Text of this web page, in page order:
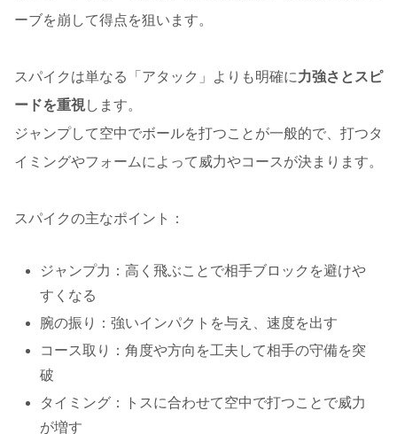
ーブを崩して得点を狙います。
スパイクは単なる「アタック」よりも明確に力強さとスピ
ードを重視します。
ジャンプして空中でボールを打つことが一般的で、打つタ
イミングやフォームによって威力やコースが決まります。
スパイクの主なポイント：
ジャンプ力：高く飛ぶことで相手ブロックを避けや
すくなる
腕の振り：強いインパクトを与え、速度を出す
コース取り：角度や方向を工夫して相手の守備を突
破
タイミング：トスに合わせて空中で打つことで威力
が増す